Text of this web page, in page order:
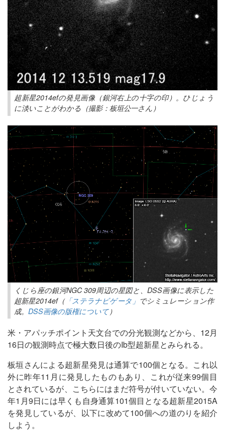
超新星2014efの発見画像（銀河右上の十字の印）。ひじょう
に淡いことがわかる（撮影：板垣公一さん）
くじら座の銀河NGC 309周辺の星図と、DSS画像に表示した
超新星2014ef（「ステラナビゲータ」 でシミュレーション作
成。DSS画像の版権について ）
米・アパッチポイント天文台での分光観測などから、12月
16日の観測時点で極大数日後のIb型超新星とみられる。
板垣さんによる超新星発見は通算で100個となる。これ以
外に昨年11月に発見したものもあり、これが従来99個目
とされているが、こちらにはまだ符号が付いていない。今
年1月9日には早くも自身通算101個目となる超新星2015A
を発見しているが、以下に改めて100個への道のりを紹介
しよう。